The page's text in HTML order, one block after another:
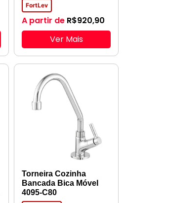
FortLev
A partir de R$920,90
Ver Mais
Torneira Cozinha
Bancada Bica Móvel
4095-C80